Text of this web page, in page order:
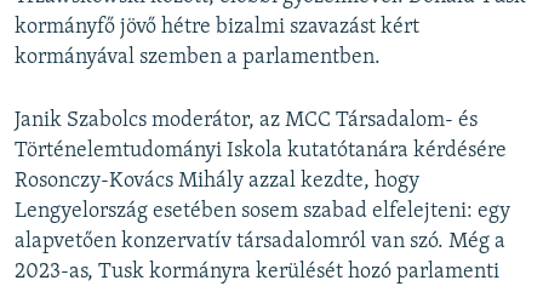
kormányfő jövő hétre bizalmi szavazást kért
kormányával szemben a parlamentben.
Janik Szabolcs moderátor, az MCC Társadalom- és
Történelemtudományi Iskola kutatótanára kérdésére
Rosonczy-Kovács Mihály azzal kezdte, hogy
Lengyelország esetében sosem szabad elfelejteni: egy
alapvetően konzervatív társadalomról van szó. Még a
2023-as, Tusk kormányra kerülését hozó parlamenti